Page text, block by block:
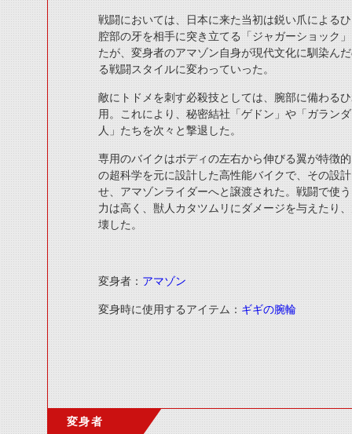
戦闘においては、日本に来た当初は鋭い爪による
腔部の牙を相手に突き立てる「ジャガーショック
たが、変身者のアマゾン自身が現代文化に馴染ん
る戦闘スタイルに変わっていった。
敵にトドメを刺す必殺技としては、腕部に備わる
用。これにより、秘密結社「ゲドン」や「ガラン
人」たちを次々と撃退した。
専用のバイクはボディの左右から伸びる翼が特徴
の超科学を元に設計した高性能バイクで、その設
せ、アマゾンライダーへと譲渡された。戦闘で使
力は高く、獣人カタツムリにダメージを与えたり
壊した。
変身者： アマゾン
変身時に使用するアイテム： ギギの腕輪
変身者